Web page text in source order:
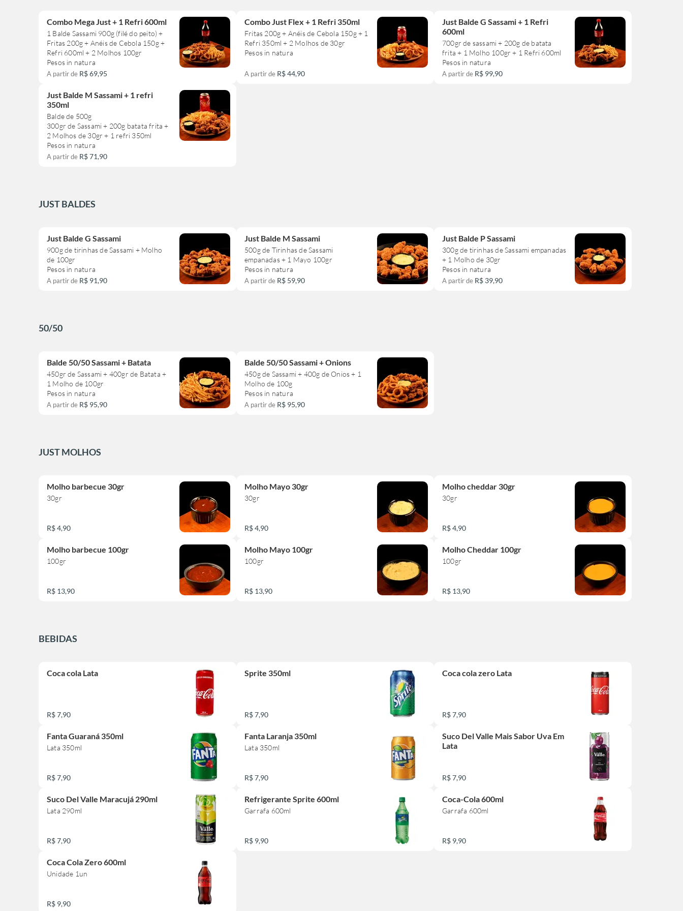
Combo Mega Just + 1 Refri 600ml
1 Balde Sassami 900g (filé do peito) +
Fritas 200g + Anéis de Cebola 150g +
Refri 600ml + 2 Molhos 100gr
Pesos in natura
A partir de R$ 69,95
Combo Just Flex + 1 Refri 350ml
Fritas 200g + Anéis de Cebola 150g + 1
Refri 350ml + 2 Molhos de 30gr
Pesos in natura
A partir de R$ 44,90
Just Balde G Sassami + 1 Refri
600ml
700gr de sassami + 200g de batata
frita + 1 Molho 100gr + 1 Refri 600ml
Pesos in natura
A partir de R$ 99,90
Just Balde M Sassami + 1 refri
350ml
Balde de 500g
300gr de Sassami + 200g batata frita +
2 Molhos de 30gr + 1 refri 350ml
Pesos in natura
A partir de R$ 71,90
JUST BALDES
Just Balde G Sassami
900g de tirinhas de Sassami + Molho
de 100gr
Pesos in natura
A partir de R$ 91,90
Just Balde M Sassami
500g de Tirinhas de Sassami
empanadas + 1 Mayo 100gr
Pesos in natura
A partir de R$ 59,90
Just Balde P Sassami
300g de tirinhas de Sassami empanadas
+ 1 Molho de 30gr
Pesos in natura
A partir de R$ 39,90
50/50
Balde 50/50 Sassami + Batata
450gr de Sassami + 400gr de Batata +
1 Molho de 100gr
Pesos in natura
A partir de R$ 95,90
Balde 50/50 Sassami + Onions
450g de Sassami + 400g de Onios + 1
Molho de 100g
Pesos in natura
A partir de R$ 95,90
JUST MOLHOS
Molho barbecue 30gr
30gr
R$ 4,90
Molho Mayo 30gr
30gr
R$ 4,90
Molho cheddar 30gr
30gr
R$ 4,90
Molho barbecue 100gr
100gr
R$ 13,90
Molho Mayo 100gr
100gr
R$ 13,90
Molho Cheddar 100gr
100gr
R$ 13,90
BEBIDAS
Coca cola Lata
R$ 7,90
Sprite 350ml
R$ 7,90
Coca cola zero Lata
R$ 7,90
Fanta Guaraná 350ml
Lata 350ml
R$ 7,90
Fanta Laranja 350ml
Lata 350ml
R$ 7,90
Suco Del Valle Mais Sabor Uva Em
Lata
R$ 7,90
Suco Del Valle Maracujá 290ml
Lata 290ml
R$ 7,90
Refrigerante Sprite 600ml
Garrafa 600ml
R$ 9,90
Coca-Cola 600ml
Garrafa 600ml
R$ 9,90
Coca Cola Zero 600ml
Unidade 1un
R$ 9,90